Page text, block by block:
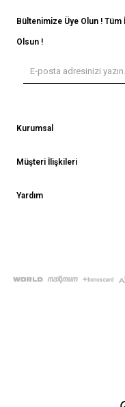
Bültenimize Üye Olun !
Olsun !
Kurumsal
Müşteri İlişkileri
Yardım